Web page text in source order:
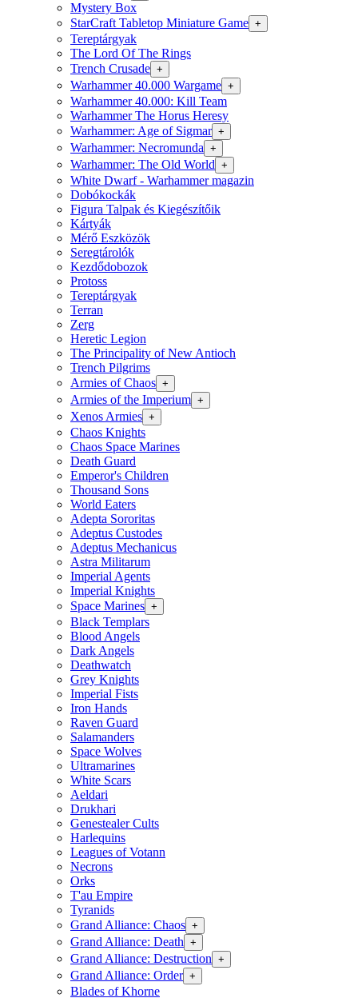
Mystery Box
StarCraft Tabletop Miniature Game +
Tereptárgyak
The Lord Of The Rings
Trench Crusade +
Warhammer 40.000 Wargame +
Warhammer 40.000: Kill Team
Warhammer The Horus Heresy
Warhammer: Age of Sigmar +
Warhammer: Necromunda +
Warhammer: The Old World +
White Dwarf - Warhammer magazin
Dobókockák
Figura Talpak és Kiegészítőik
Kártyák
Mérő Eszközök
Seregtárolók
Kezdődobozok
Protoss
Tereptárgyak
Terran
Zerg
Heretic Legion
The Principality of New Antioch
Trench Pilgrims
Armies of Chaos +
Armies of the Imperium +
Xenos Armies +
Chaos Knights
Chaos Space Marines
Death Guard
Emperor's Children
Thousand Sons
World Eaters
Adepta Sororitas
Adeptus Custodes
Adeptus Mechanicus
Astra Militarum
Imperial Agents
Imperial Knights
Space Marines +
Black Templars
Blood Angels
Dark Angels
Deathwatch
Grey Knights
Imperial Fists
Iron Hands
Raven Guard
Salamanders
Space Wolves
Ultramarines
White Scars
Aeldari
Drukhari
Genestealer Cults
Harlequins
Leagues of Votann
Necrons
Orks
T'au Empire
Tyranids
Grand Alliance: Chaos +
Grand Alliance: Death +
Grand Alliance: Destruction +
Grand Alliance: Order +
Blades of Khorne